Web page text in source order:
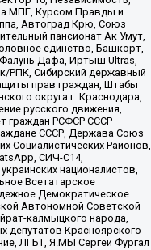
МПГ, Курсом Правды и
Автоград Крю, Союз
пансионат Ак Умут,
единство, Башкорт,
Фалунь Дафа, Иртыш Ultras,
РПК, Сибирский державный
прав граждан, Штабы
округа г. Краснодара,
русского движения,
граждан РСФСР СССР
СССР, Держава Союз
Социалистических Районов,
СИЧ-С14,
националистов,
Всетатарское
Демократическое
Автономной Советской
калмыцкого народа,
депутатов Красноярского
ЛГБТ, Я.МЫ Сергей Фургал